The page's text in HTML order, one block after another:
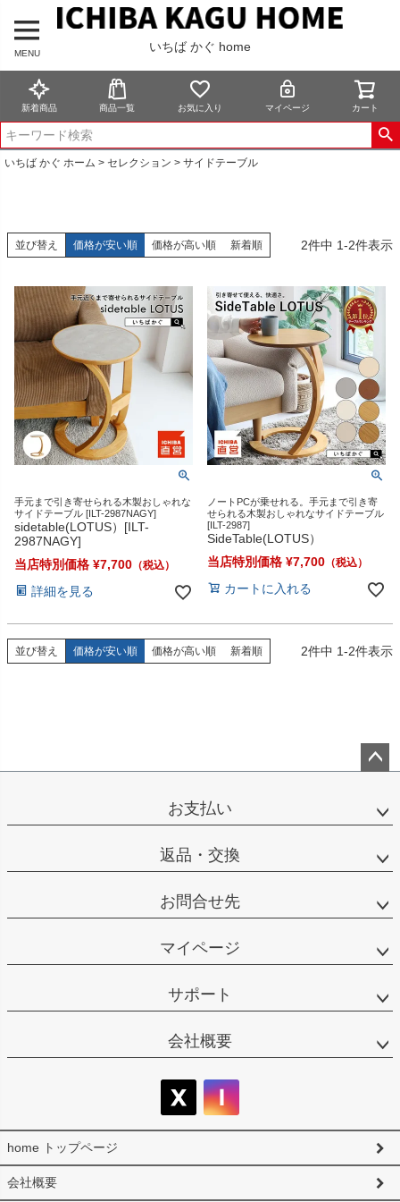
MENU いちば かぐ home
新着商品 商品一覧 お気に入り マイページ カート
いちば かぐ ホーム セレクション サイドテーブル
並び替え 価格が安い順 価格が高い順 新着順 2件中 1-2件表示
手元まで引き寄せられる木製おしゃれな
サイドテーブル [ILT-2987NAGY]
sidetable(LOTUS）[ILT-
2987NAGY]
当店特別価格 ¥7,700
詳細を見る
ノートPCが乗せれる。手元まで引き寄
せられる木製おしゃれなサイドテーブル
[ILT-2987]
SideTable(LOTUS）
当店特別価格 ¥7,700
カートに入れる
並び替え 価格が安い順 価格が高い順 新着順 2件中 1-2件表示
ップ
お支払い
返品・交換
お問合せ先
マイページ
サポート
会社概要
home トップページ
会社概要